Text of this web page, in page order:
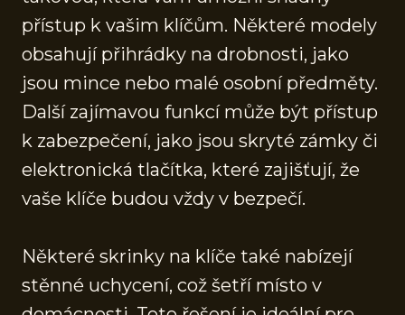
přístup k vašim klíčům. Některé modely
obsahují přihrádky na drobnosti, jako
jsou mince nebo malé osobní předměty.
Další zajímavou funkcí může být přístup
k zabezpečení, jako jsou skryté zámky či
elektronická tlačítka, které zajišťují, že
vaše klíče budou vždy v bezpečí.
Některé skrinky na klíče také nabízejí
stěnné uchycení, což šetří místo v